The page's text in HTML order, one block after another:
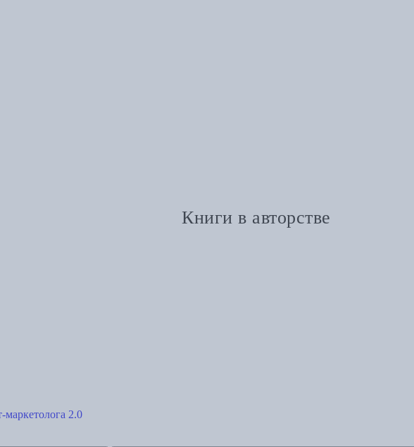
Книги в авторстве
маркетолога 2.0